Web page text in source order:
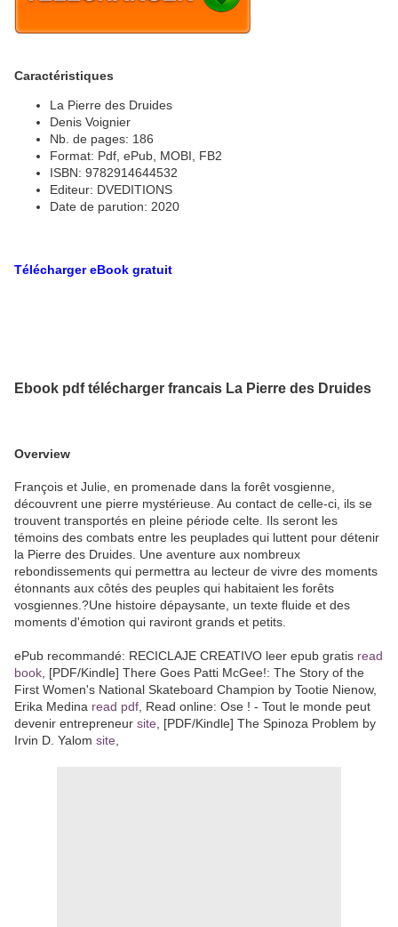
Caractéristiques
La Pierre des Druides
Denis Voignier
Nb. de pages: 186
Format: Pdf, ePub, MOBI, FB2
ISBN: 9782914644532
Editeur: DVEDITIONS
Date de parution: 2020
Télécharger eBook gratuit
Ebook pdf télécharger francais La Pierre des Druides
Overview
François et Julie, en promenade dans la forêt vosgienne,
découvrent une pierre mystérieuse. Au contact de celle-ci, ils se
trouvent transportés en pleine période celte. Ils seront les
témoins des combats entre les peuplades qui luttent pour détenir
la Pierre des Druides. Une aventure aux nombreux
rebondissements qui permettra au lecteur de vivre des moments
étonnants aux côtés des peuples qui habitaient les forêts
vosgiennes.?Une histoire dépaysante, un texte fluide et des
moments d'émotion qui raviront grands et petits.
ePub recommandé: RECICLAJE CREATIVO leer epub gratis read
book , [PDF/Kindle] There Goes Patti McGee!: The Story of the
First Women's National Skateboard Champion by Tootie Nienow,
Erika Medina read pdf , Read online: Ose ! - Tout le monde peut
devenir entrepreneur site , [PDF/Kindle] The Spinoza Problem by
Irvin D. Yalom site